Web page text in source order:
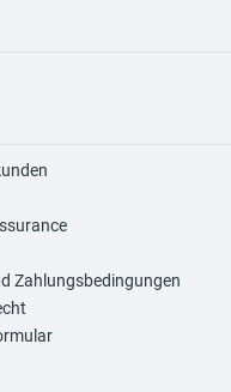
Zahlungsbedingungen